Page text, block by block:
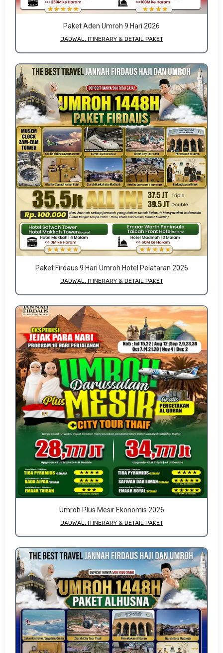
Paket Aden Umroh 9 Hari 2026
JADWAL, ITINERARY & DETAIL PAKET
Paket Firdaus 9 Hari Umroh Hotel Pelataran 2026
JADWAL, ITINERARY & DETAIL PAKET
Umroh Plus Mesir Ekonomis 2026
JADWAL, ITINERARY & DETAIL PAKET